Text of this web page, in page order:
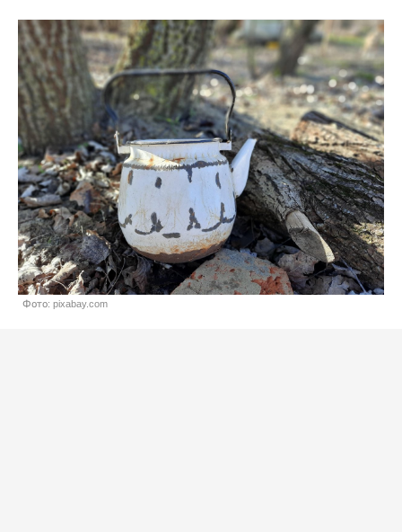
Фото: pixabay.com